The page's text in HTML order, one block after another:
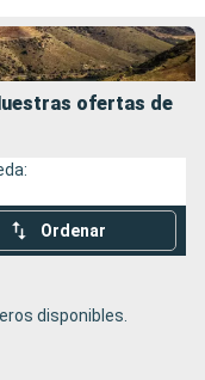
ofertas de
Ordenar
disponibles.